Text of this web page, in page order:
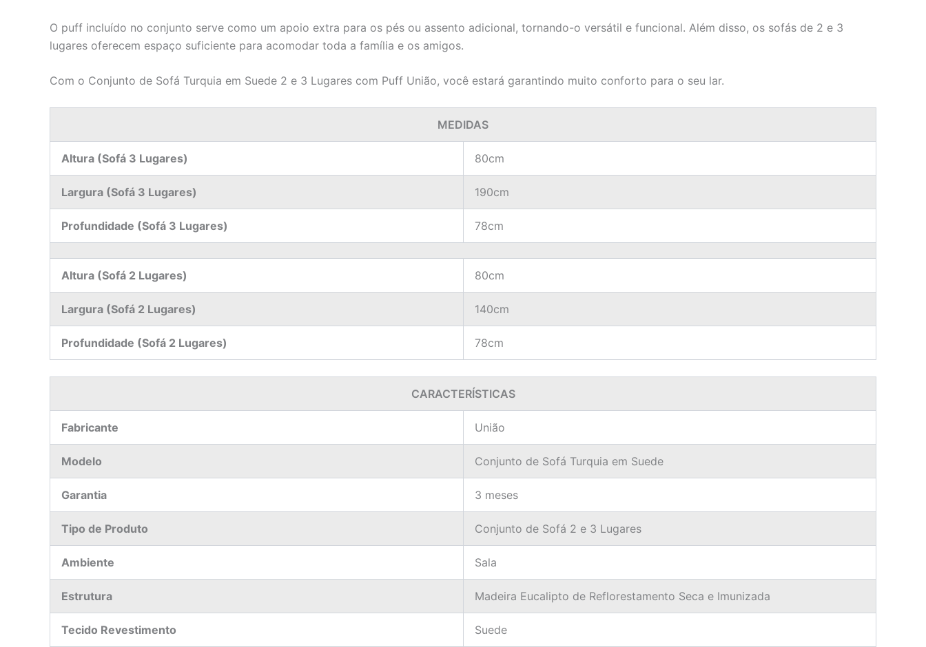
O puff incluído no conjunto serve como um apoio extra para os pés ou assento adicional, tornando-o versátil e funcional. Além disso, os sofás de 2 e 3
lugares oferecem espaço suficiente para acomodar toda a família e os amigos.
Com o Conjunto de Sofá Turquia em Suede 2 e 3 Lugares com Puff União, você estará garantindo muito conforto para o seu lar.
MEDIDAS
Altura (Sofá 3 Lugares) 80cm
Largura (Sofá 3 Lugares) 190cm
Profundidade (Sofá 3 Lugares) 78cm
Altura (Sofá 2 Lugares) 80cm
Largura (Sofá 2 Lugares) 140cm
Profundidade (Sofá 2 Lugares) 78cm
CARACTERÍSTICAS
Fabricante União
Modelo Conjunto de Sofá Turquia em Suede
Garantia 3 meses
Tipo de Produto Conjunto de Sofá 2 e 3 Lugares
Ambiente Sala
Estrutura Madeira Eucalipto de Reflorestamento Seca e Imunizada
Tecido Revestimento Suede